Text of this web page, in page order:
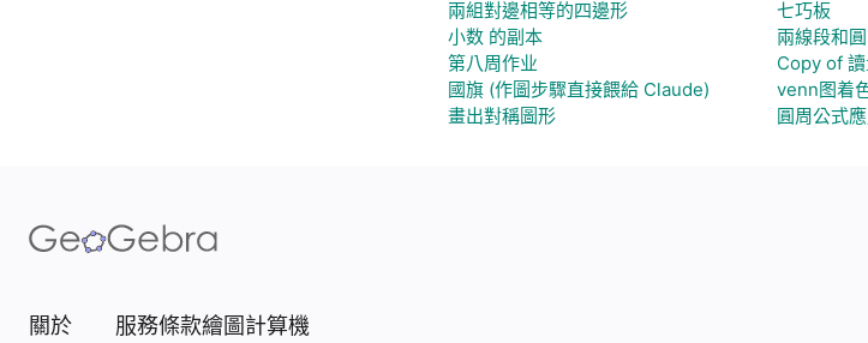
兩組對邊相等的四邊形
小数 的副本
第八周作业
國旗 (作圖步驟直接餵給 Claude)
畫出對稱圖形
七巧板
兩線段和
Copy of
venn图着
圓周公式
關於 服務條款繪圖計算機